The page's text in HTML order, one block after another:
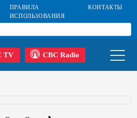
ПРАВИЛА
ИСПОЛЬЗОВАНИЯ
КОНТАКТЫ
TV CBC Radio